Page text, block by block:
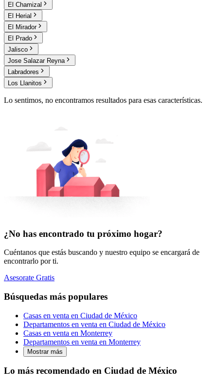
El Chamizal
El Herial
El Mirador
El Prado
Jalisco
Jose Salazar Reyna
Labradores
Los Llanitos
Lo sentimos, no encontramos resultados para esas características.
¿No has encontrado tu próximo hogar?
Cuéntanos que estás buscando y nuestro equipo se encargará de
encontrarlo por ti.
Asesorate Gratis
Búsquedas más populares
Casas en venta en Ciudad de México
Departamentos en venta en Ciudad de México
Casas en venta en Monterrey
Departamentos en venta en Monterrey
Mostrar más
Lo más recomendado en Ciudad de México